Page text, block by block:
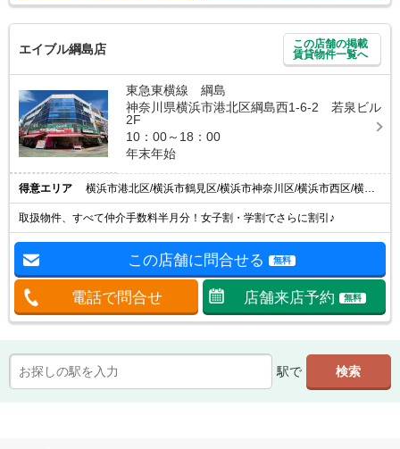
エイブル綱島店
この店舗の掲載
賃貸物件一覧へ
東急東横線 綱島
神奈川県横浜市港北区綱島西1-6-2 若泉ビル
2F
10：00～18：00
年末年始
得意エリア 横浜市港北区/横浜市鶴見区/横浜市神奈川区/横浜市西区/横浜市緑区
取扱物件、すべて仲介手数料半月分！女子割・学割でさらに割引♪
この店舗に問合せる 無料
電話で問合せ 店舗来店予約 無料
駅で